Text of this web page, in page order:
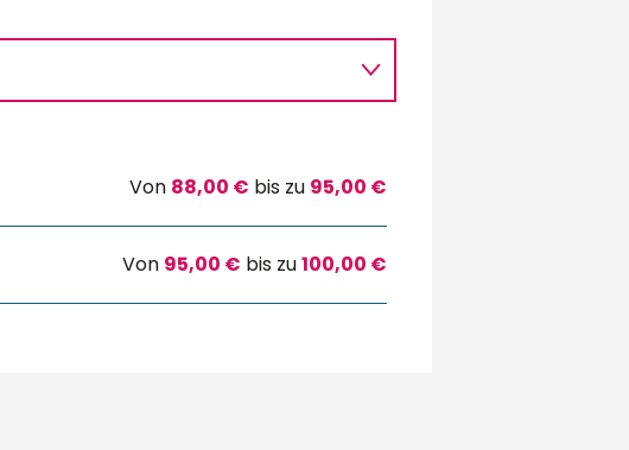
Von 88,00 € bis zu 95,00 €
Von 95,00 € bis zu100,00 €